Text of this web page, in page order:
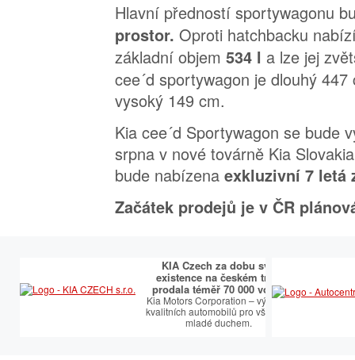
Hlavní předností sportywagonu
prostor. Oproti hatchbacku
základní objem 534 l a lze jej
cee´d sportywagon je dlouhý
vysoký 149 cm.
Kia cee´d Sportywagon se bude
srpna v nové továrně Kia
bude nabízena exkluzivní 7 letá
Začátek prodejů je v ČR
KIA Czech za dobu své
existence na českém trhu
prodala téměř 70 000 vozů.
Kia Motors Corporation – výrobce
kvalitních automobilů pro všechny
mladé duchem.